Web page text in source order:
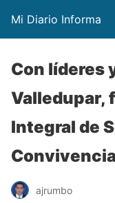
Mi Diario Informa
Con líderes
Valledupar,
Integral de
ajrumbo